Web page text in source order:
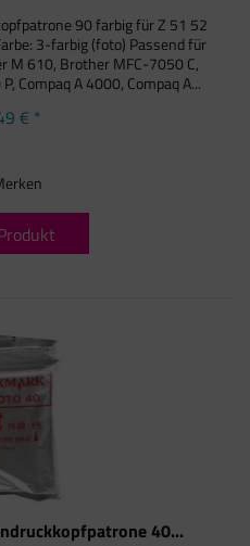
90 farbig für Z 51 52
3-farbig (foto) Passend für
M 610, Brother MFC-7050 C,
Compaq A 4000, Compaq A...
€ *
40...